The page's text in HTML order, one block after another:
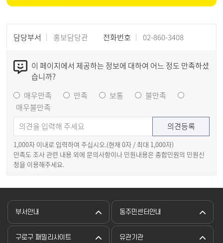
담당부서 홍보담당관 전화번호 02-860-3408
이 페이지에서 제공하는 정보에 대하여 어느 정도 만족하셨
습니까?
매우만족
만족 보통
불만족
매우불만족
1,000자 이내로 입력하여 주십시오.(현재 0자 / 최대 1,000자)
만족도 조사 관련 내용 외에 문의사항이나 민원내용은 종합민원의 민원신
청을 이용해주세요.
부서안내 동주민센터안내
구로구 패밀리사이트 유관기관